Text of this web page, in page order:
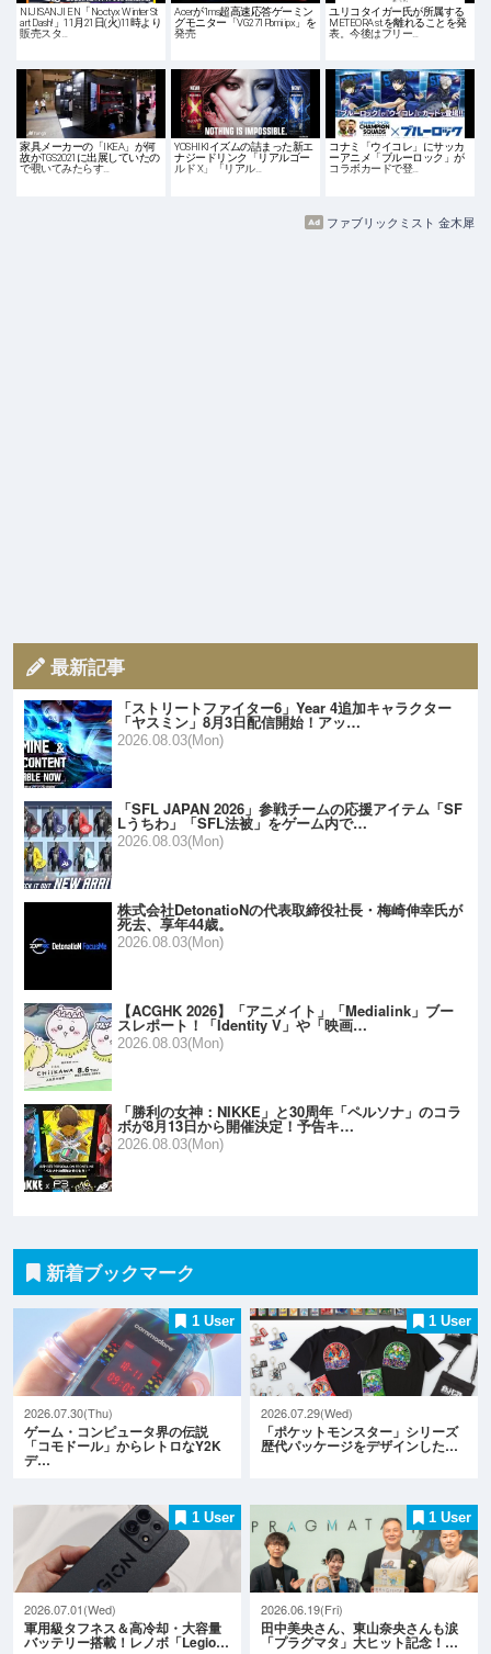
NIJISANJI EN「Noctyx Winter St
art Dash!」11月21日(火)11時より
販売スタ…
Acerが1ms超高速応答ゲーミン
グモニター「VG271Pbmiipx」を
発売
ユリコタイガー氏が所属する
METEORA st.を離れることを発
表。今後はフリー…
家具メーカーの「IKEA」が何
故かTGS2021に出展していたの
で覗いてみたらす…
YOSHIKIイズムの詰まった新エ
ナジードリンク「リアルゴー
ルド X」「リアル…
コナミ「ウイコレ」にサッカ
ーアニメ「ブルーロック」が
コラボカードで登…
ファブリックミスト 金木犀
最新記事
「ストリートファイター6」Year 4追加キャラクター
「ヤスミン」8月3日配信開始！アッ…
2026.08.03(Mon)
「SFL JAPAN 2026」参戦チームの応援アイテム「SF
Lうちわ」「SFL法被」をゲーム内で…
2026.08.03(Mon)
株式会社DetonatioNの代表取締役社長・梅崎伸幸氏が
死去、享年44歳。
2026.08.03(Mon)
【ACGHK 2026】「アニメイト」「Medialink」ブー
スレポート！「Identity V」や「映画…
2026.08.03(Mon)
「勝利の女神：NIKKE」と30周年「ペルソナ」のコラ
ボが8月13日から開催決定！予告キ…
2026.08.03(Mon)
新着ブックマーク
1 User
2026.07.30(Thu)
ゲーム・コンピュータ界の伝説
「コモドール」からレトロなY2K
デ…
1 User
2026.07.29(Wed)
「ポケットモンスター」シリーズ
歴代パッケージをデザインした…
1 User
2026.07.01(Wed)
軍用級タフネス＆高冷却・大容量
バッテリー搭載！レノボ「Legio…
1 User
2026.06.19(Fri)
田中美央さん、東山奈央さんも涙
「プラグマタ」大ヒット記念！…